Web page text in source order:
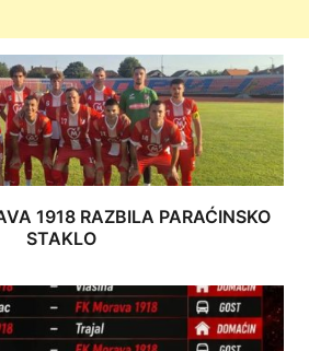
1918 RAZBILA PARAĆINSKO
STAKLO